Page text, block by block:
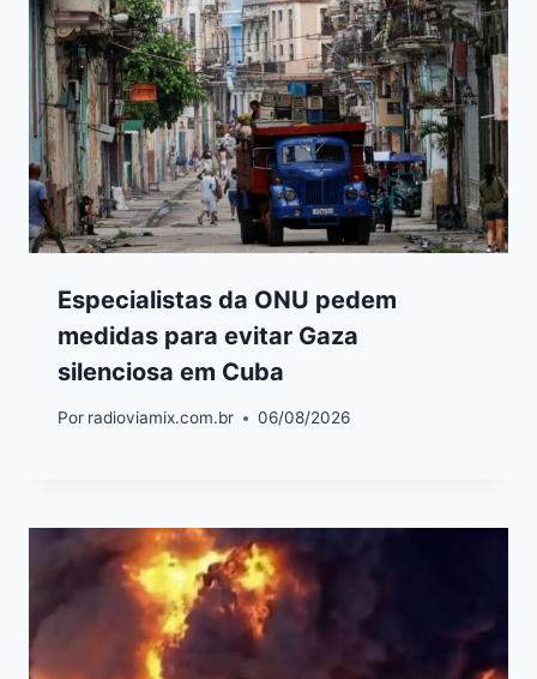
Especialistas da ONU pedem
medidas para evitar Gaza
silenciosa em Cuba
Por radioviamix.com.br 06/08/2026